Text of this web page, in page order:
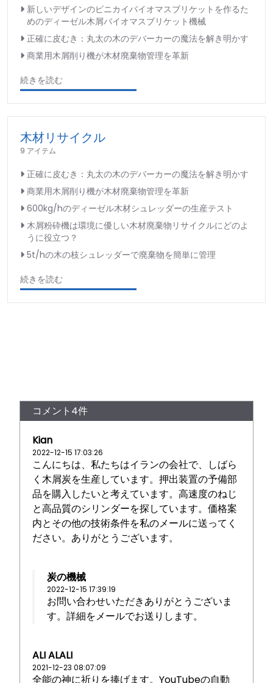
新しいデザインのピニカイバイオマスブリケットを作るた
めのディーゼル木屑バイオマスブリケット機械
正確に皮むき：丸太の木のデバーカーの魔法を解き明かす
商業用木屑削り機が木材廃棄物管理を革新
続きを読む
木材リサイクル
9 アイテム
正確に皮むき：丸太の木のデバーカーの魔法を解き明かす
商業用木屑削り機が木材廃棄物管理を革新
600kg/hのディーゼル木材シュレッダーの生産テスト
木屑粉砕機は環境に優しい木材廃棄物リサイクルにどのよ
うに役立つ？
5t/hの木の枝シュレッダーで廃棄物を簡単に管理
続きを読む
コメント4件
Kian
2022-12-15 17:03:26
こんにちは、私たちはイランの会社で、しばら
く木屑炭を生産しています。押出装置の予備部
品を購入したいと考えています。高速度のねじ
と高品質のシリンダーを探しています。価格案
内とその他の技術条件を私のメールに送ってく
ださい。ありがとうございます。
炭の機械
2022-12-15 17:39:19
お問い合わせいただきありがとうございま
す。詳細をメールでお送りします。
ALI ALALI
2021-12-23 08:07:09
全能の神に祈りを捧げます。YouTubeの自動